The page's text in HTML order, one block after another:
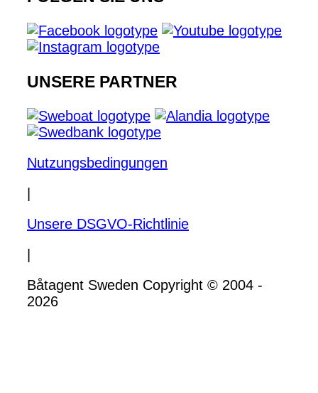
UNSERE PARTNER
Nutzungsbedingungen
Unsere DSGVO-Richtlinie
Båtagent Sweden Copyright © 2004 -
2026